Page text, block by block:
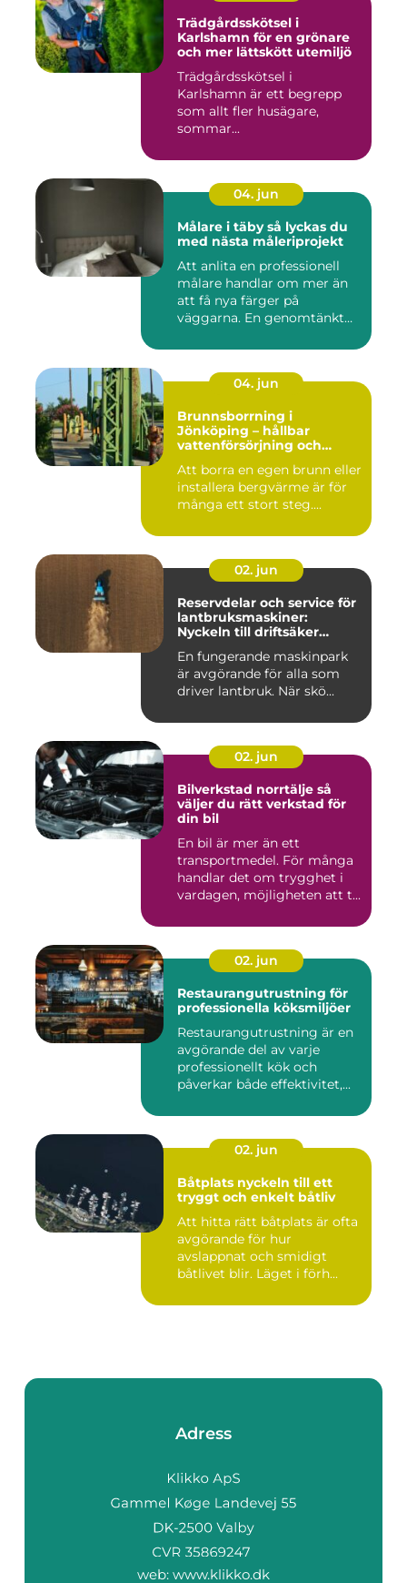
Trädgårdsskötsel i
Karlshamn för en grönare
och mer lättskött utemiljö
Trädgårdsskötsel i
Karlshamn är ett begrepp
som allt fler husägare,
sommar...
04. jun
Målare i täby så lyckas du
med nästa måleriprojekt
Att anlita en professionell
målare handlar om mer än
att få nya färger på
väggarna. En genomtänkt
04. jun
Brunnsborrning i
Jönköping – hållbar
vattenförsörjning och
Att borra en egen brunn eller
installera bergvärme är för
många ett stort steg....
02. jun
Reservdelar och service för
lantbruksmaskiner:
Nyckeln till driftsäker
En fungerande maskinpark
är avgörande för alla som
driver lantbruk. När skö...
02. jun
Bilverkstad norrtälje så
väljer du rätt verkstad för
din bil
En bil är mer än ett
transportmedel. För många
handlar det om trygghet i
vardagen, möjligheten att t...
02. jun
Restaurangutrustning för
professionella köksmiljöer
Restaurangutrustning är en
avgörande del av varje
professionellt kök och
påverkar både effektivitet,...
02. jun
Båtplats nyckeln till ett
tryggt och enkelt båtliv
Att hitta rätt båtplats är ofta
avgörande för hur
avslappnat och smidigt
båtlivet blir. Läget i förh...
Adress
web: www.klikko.dk